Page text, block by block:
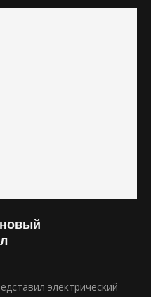
электрический